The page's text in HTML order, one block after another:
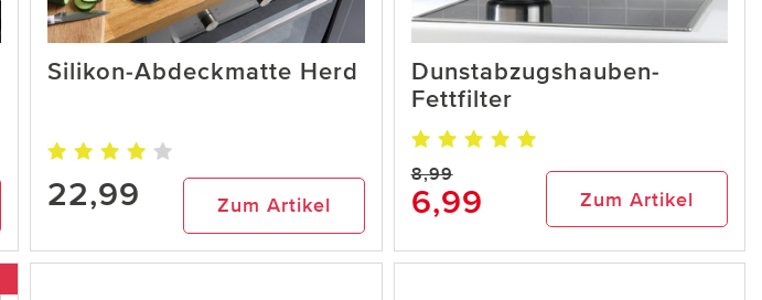
Silikon-Abdeckmatte Herd
22,99 Zum Artikel
Dunstabzugshauben-
Fettfilter
8,99
6,99 Zum Artikel